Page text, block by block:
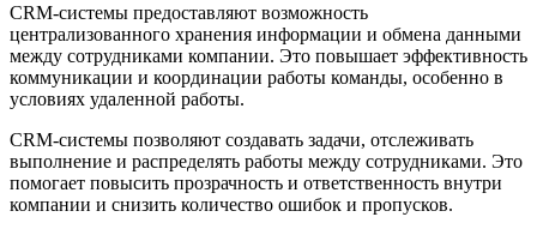
CRM-системы предоставляют возможность
централизованного хранения информации и обмена данными
между сотрудниками компании. Это повышает эффективность
коммуникации и координации работы команды, особенно в
условиях удаленной работы.
CRM-системы позволяют создавать задачи, отслеживать
выполнение и распределять работы между сотрудниками. Это
помогает повысить прозрачность и ответственность внутри
компании и снизить количество ошибок и пропусков.